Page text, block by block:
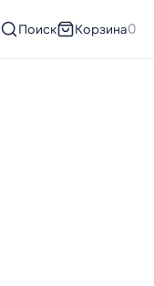
Поиск Корзина0